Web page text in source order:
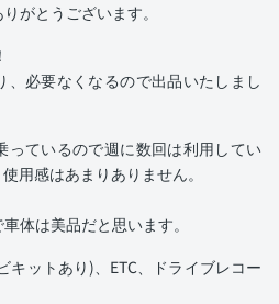
がとうございます。
、必要なくなるので出品いたしまし
っているので週に数回は利用してい
用感はあまりありません。
体は美品だと思います。
キットあり)、ETC、ドライブレコー